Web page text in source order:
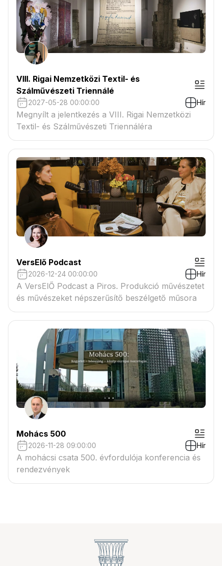
VIII. Rigai Nemzetközi Textil- és
Szálművészeti Triennálé
2027-05-28 00:00:00 Hír
Megnyílt a jelentkezés a VIII. Rigai Nemzetközi
Textil- és Szálművészeti Triennáléra
VersElő Podcast
2026-12-24 00:00:00 Hír
A VersElŐ Podcast a Piros. Produkció művészetet
és művészeket népszerűsítő beszélgető műsora
Mohács 500
2026-11-28 09:00:00 Hír
A mohácsi csata 500. évfordulója konferencia és
rendezvények